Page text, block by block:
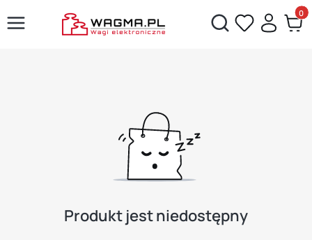
Otwórz wyszukiwarkę
Produkt jest niedostępny